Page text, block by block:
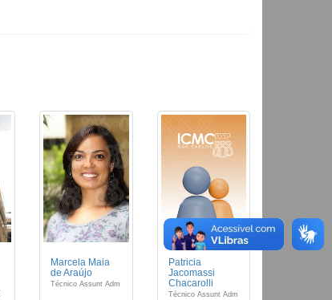
Marcela Maia
de Araújo
Técnico Assunt Adm
Patricia
Jacomassi
Chacarolli
Técnico Assunt Adm